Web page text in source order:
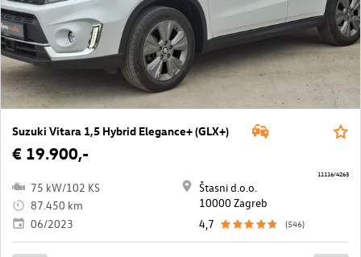
Suzuki Vitara 1,5 Hybrid Elegance+ (GLX+)
€ 19.900,-
75 kW/102 KS
87.450 km
06/2023
Štasni d.o.o.
10000 Zagreb
4,7
(546)
11116/4263